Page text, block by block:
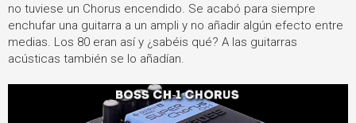
no tuviese un Chorus encendido. Se acabó para siempre
enchufar una guitarra a un ampli y no añadir algún efecto entre
medias. Los 80 eran así y ¿sabéis qué? A las guitarras
acústicas también se lo añadían.